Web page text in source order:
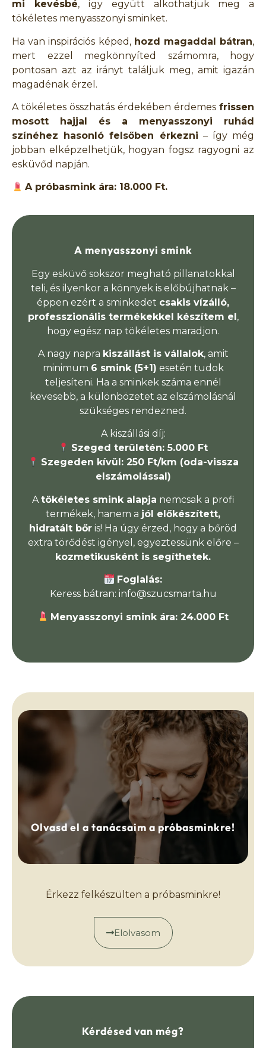
mi kevésbé, így együtt alkothatjuk meg a
tökéletes menyasszonyi sminket.
Ha van inspirációs képed, hozd magaddal bátran,
mert ezzel megkönnyíted számomra, hogy
pontosan azt az irányt találjuk meg, amit igazán
magadénak érzel.
A tökéletes összhatás érdekében érdemes frissen
mosott hajjal és a menyasszonyi ruhád
színéhez hasonló felsőben érkezni – így még
jobban elképzelhetjük, hogyan fogsz ragyogni az
esküvőd napján.
A próbasmink ára: 18.000 Ft.
A menyasszonyi smink
Egy esküvő sokszor megható pillanatokkal
teli, és ilyenkor a könnyek is előbújhatnak –
éppen ezért a sminkedet csakis vízálló,
professzionális termékekkel készítem el,
hogy egész nap tökéletes maradjon.
A nagy napra kiszállást is vállalok, amit
minimum 6 smink (5+1) esetén tudok
teljesíteni. Ha a sminkek száma ennél
kevesebb, a különbözetet az elszámolásnál
szükséges rendezned.
A kiszállási díj:
Szeged területén: 5.000 Ft
Szegeden kívül: 250 Ft/km (oda-vissza
elszámolással)
Atökéletes smink alapja nemcsak a profi
termékek, hanem a jól előkészített,
hidratált bőr is! Ha úgy érzed, hogy a bőröd
extra törődést igényel, egyeztessünk előre –
kozmetikusként is segíthetek.
Foglalás:
Keress bátran: info@szucsmarta.hu
Menyasszonyi smink ára: 24.000 Ft
Olvasd el a tanácsaim a próbasminkre!
Érkezz felkészülten a próbasminkre!
Elolvasom
Kérdésed van még?